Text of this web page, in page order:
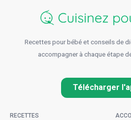
Recettes pour bébé et conseils de
accompagner à chaque étape
Télécharger
RECETTES